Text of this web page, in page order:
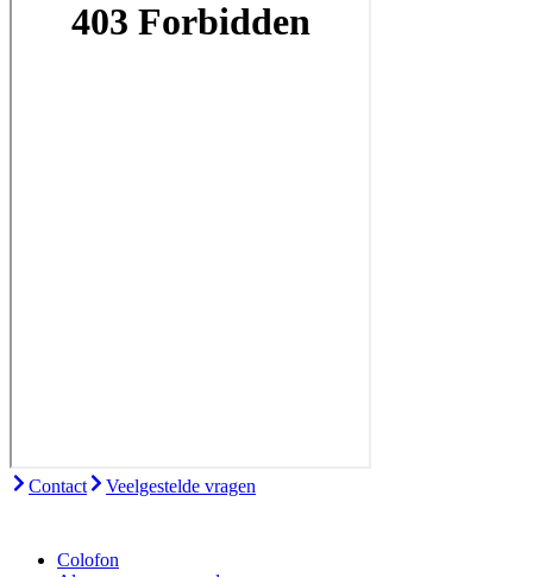
Contact Veelgestelde vragen
Colofon